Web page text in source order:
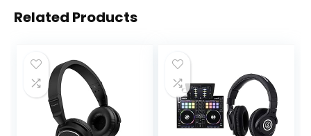
Related Products